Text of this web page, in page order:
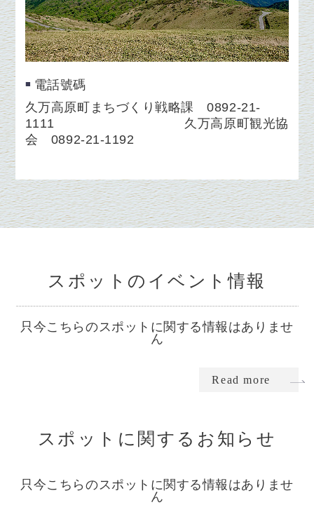
電話號碼
久万高原町まちづくり戦略課 0892-21-
1111 久万高原町観光協
会 0892-21-1192
スポットのイベント情報
只今こちらのスポットに関する情報はありませ
ん
Read more
スポットに関するお知らせ
只今こちらのスポットに関する情報はありませ
ん